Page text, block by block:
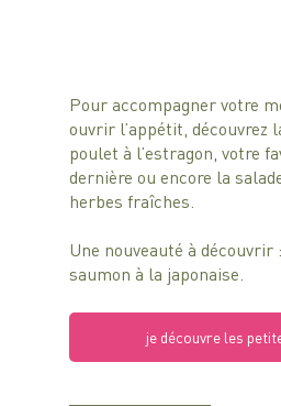
Pour accompagner votre
ouvrir l’appétit, découvrez
poulet à l’estragon, votre
dernière ou encore la
herbes fraîches.
Une nouveauté à découvrir
saumon à la japonaise.
je découvre les